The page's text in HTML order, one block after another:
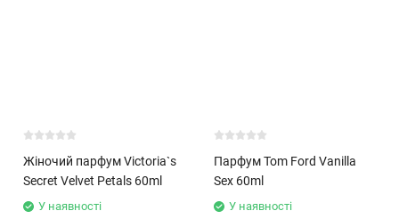
Жіночий парфум Victoria`s
Secret Velvet Petals 60ml
У наявності
Парфум Tom Ford Vanilla
Sex 60ml
У наявності